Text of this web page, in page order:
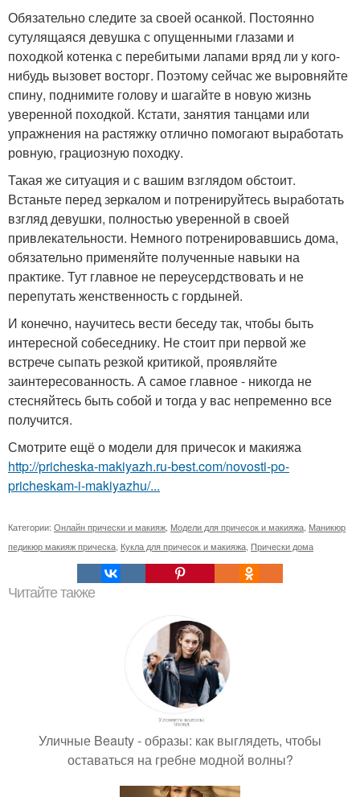
Обязательно следите за своей осанкой. Постоянно
сутулящаяся девушка с опущенными глазами и
походкой котенка с перебитыми лапами вряд ли у кого-
нибудь вызовет восторг. Поэтому сейчас же выровняйте
спину, поднимите голову и шагайте в новую жизнь
уверенной походкой. Кстати, занятия танцами или
упражнения на растяжку отлично помогают выработать
ровную, грациозную походку.
Такая же ситуация и с вашим взглядом обстоит.
Встаньте перед зеркалом и потренируйтесь выработать
взгляд девушки, полностью уверенной в своей
привлекательности. Немного потренировавшись дома,
обязательно применяйте полученные навыки на
практике. Тут главное не переусердствовать и не
перепутать женственность с гордыней.
И конечно, научитесь вести беседу так, чтобы быть
интересной собеседнику. Не стоит при первой же
встрече сыпать резкой критикой, проявляйте
заинтересованность. А самое главное - никогда не
стесняйтесь быть собой и тогда у вас непременно все
получится.
Смотрите ещё о модели для причесок и макияжа
http://pricheska-makiyazh.ru-best.com/novosti-po-
pricheskam-i-makiyazhu/...
Категории: Онлайн прически и макияж Модели для причесок и макияжа Маникюр
педикюр макияж прическа Кукла для причесок и макияжа Прически дома
Читайте также
Уличные Beauty - образы: как выглядеть, чтобы
оставаться на гребне модной волны?